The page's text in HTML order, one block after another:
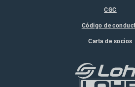
CGC
Código de
Carta de socios